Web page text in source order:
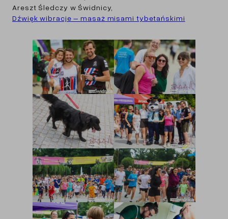
Areszt Śledczy w Świdnicy,
Dźwięk wibracje – masaż misami tybetańskimi